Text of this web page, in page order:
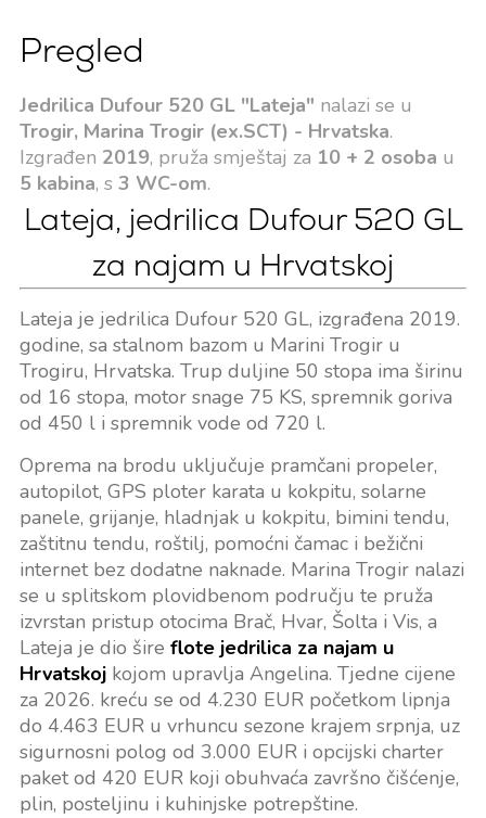
Pregled
Jedrilica Dufour 520 GL "Lateja" nalazi se u
Trogir, Marina Trogir (ex.SCT) - Hrvatska.
Izgrađen 2019, pruža smještaj za 10 + 2 osoba u
5 kabina, s 3 WC-om.
Lateja, jedrilica Dufour 520 GL
za najam u Hrvatskoj
Lateja je jedrilica Dufour 520 GL, izgrađena 2019.
godine, sa stalnom bazom u Marini Trogir u
Trogiru, Hrvatska. Trup duljine 50 stopa ima širinu
od 16 stopa, motor snage 75 KS, spremnik goriva
od 450 l i spremnik vode od 720 l.
Oprema na brodu uključuje pramčani propeler,
autopilot, GPS ploter karata u kokpitu, solarne
panele, grijanje, hladnjak u kokpitu, bimini tendu,
zaštitnu tendu, roštilj, pomoćni čamac i bežični
internet bez dodatne naknade. Marina Trogir nalazi
se u splitskom plovidbenom području te pruža
izvrstan pristup otocima Brač, Hvar, Šolta i Vis, a
Lateja je dio šire flote jedrilica za najam u
Hrvatskojkojom upravlja Angelina. Tjedne cijene
za 2026. kreću se od 4.230 EUR početkom lipnja
do 4.463 EUR u vrhuncu sezone krajem srpnja, uz
sigurnosni polog od 3.000 EUR i opcijski charter
paket od 420 EUR koji obuhvaća završno čišćenje,
plin, posteljinu i kuhinjske potrepštine.